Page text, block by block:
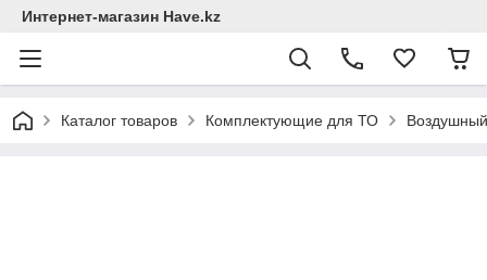
Интернет-магазин Have.kz
Каталог товаров Комплектующие для ТО